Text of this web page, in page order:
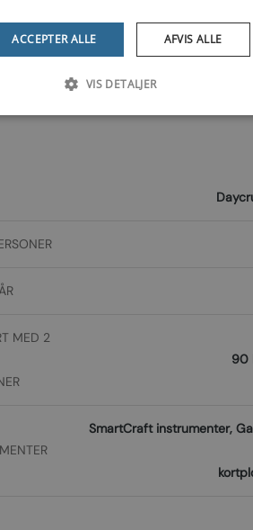
MED 2
90
SmartCraft instrumenter,
ACCEPTER ALLE AFVIS ALLE
VIS DETALJER